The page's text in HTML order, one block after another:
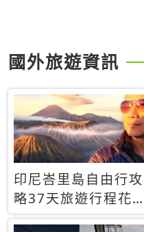
國外旅遊資訊
印尼峇里島自由行攻
略37天旅遊行程花
費5萬台幣 ❤️別等退